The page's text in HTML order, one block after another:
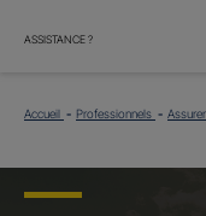
ASSISTANCE ?
Accueil Professionnels